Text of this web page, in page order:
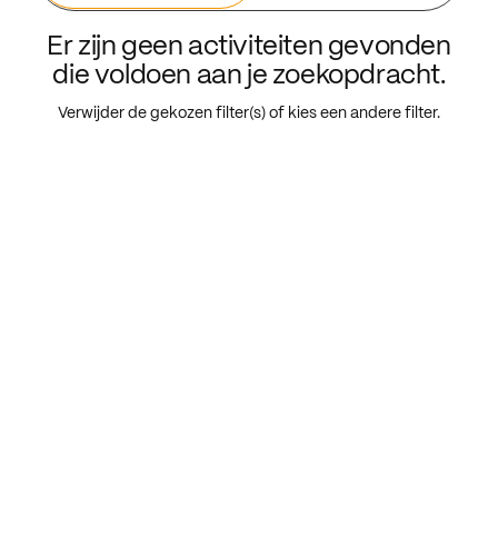
Er zijn geen activiteiten gevonden
die voldoen aan je zoekopdracht.
Verwijder de gekozen filter(s) of kies een andere filter.